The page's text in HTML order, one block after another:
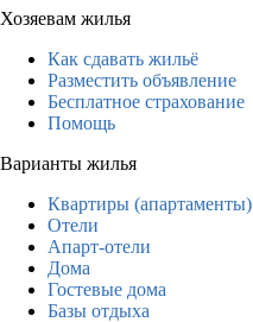
Хозяевам жилья
Как сдавать жильё
Разместить объявление
Бесплатное страхование
Помощь
Варианты жилья
Квартиры (апартаменты)
Отели
Апарт-отели
Дома
Гостевые дома
Базы отдыха